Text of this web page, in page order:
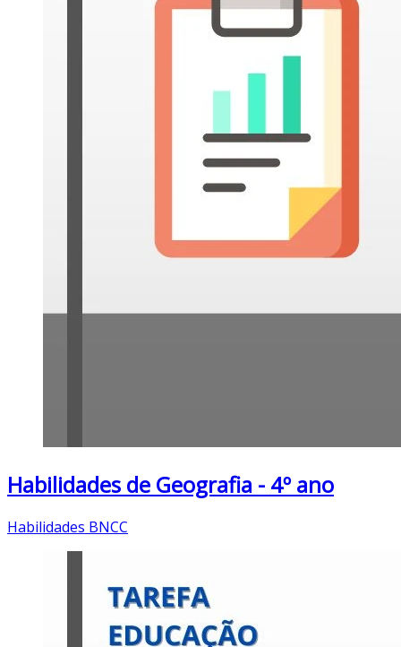
Habilidades de Geografia - 4º ano
Habilidades BNCC